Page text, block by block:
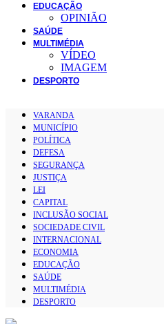
EDUCAÇÃO
OPINIÃO
SAÚDE
MULTIMÉDIA
VÍDEO
IMAGEM
DESPORTO
VARANDA
MUNICÍPIO
POLÍTICA
DEFESA
SEGURANÇA
JUSTIÇA
LEI
CAPITAL
INCLUSÃO SOCIAL
SOCIEDADE CIVIL
INTERNACIONAL
ECONOMIA
EDUCAÇÃO
SAÚDE
MULTIMÉDIA
DESPORTO